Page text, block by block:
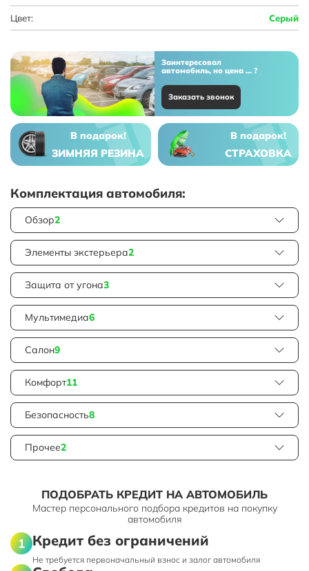
Цвет: Серый
Заинтересовал
автомобиль, но цена ... ?
Заказать звонок
В подарок!
ЗИМНЯЯ РЕЗИНА
В подарок!
СТРАХОВКА
Комплектация автомобиля:
Обзор2
Элементы экстерьера2
Защита от угона3
Мультимедиа6
Салон9
Комфорт11
Безопасность8
Прочее2
ПОДОБРАТЬ КРЕДИТ НА АВТОМОБИЛЬ
Мастер персонального подбора кредитов на покупку
автомобиля
Кредит без ограничений
Не требуется первоначальный взнос и залог автомобиля